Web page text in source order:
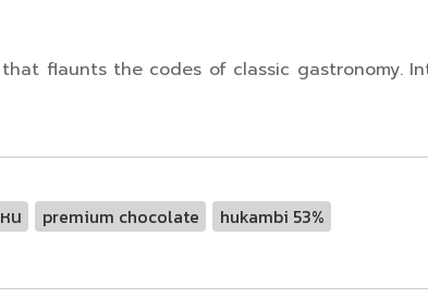
flaunts the codes of classic gastronomy.
น premium chocolate hukambi 53%